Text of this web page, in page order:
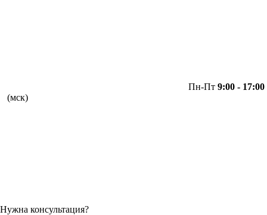
Пн-Пт 9:00 - 17:00
(мск)
Нужна консультация?